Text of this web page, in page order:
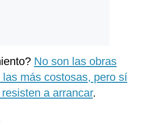
No son las obras
más costosas, pero sí
a arrancar.